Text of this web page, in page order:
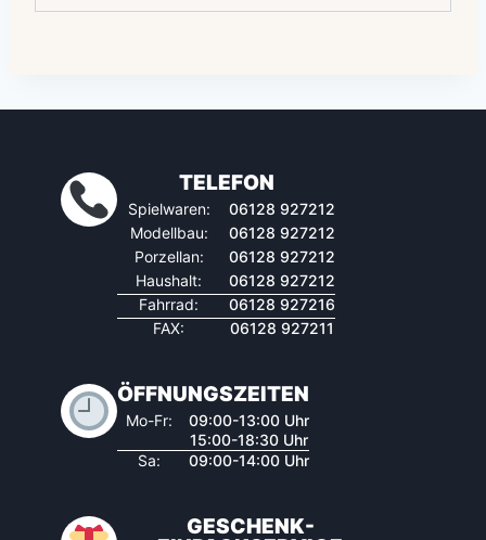
TELEFON
Spielwaren:
06128 927212
Modellbau:
06128 927212
Porzellan:
06128 927212
Haushalt:
06128 927212
Fahrrad:
06128 927216
FAX:
06128 927211
ÖFFNUNGSZEITEN
Mo-Fr:
09:00-13:00 Uhr
15:00-18:30 Uhr
Sa:
09:00-14:00 Uhr
GESCHENK-